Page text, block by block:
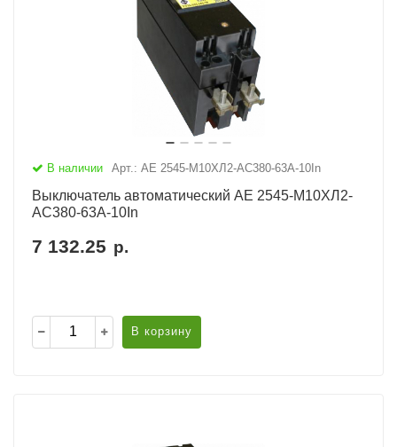
В наличии Арт.: АЕ 2545-М10ХЛ2-AC380-63А-10In
Выключатель автоматический АЕ 2545-М10ХЛ2-
AC380-63А-10In
7 132.25 р.
В корзину